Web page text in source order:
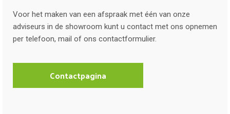
Voor het maken van een afspraak met één van onze
adviseurs in de showroom kunt u contact met ons opnemen
per telefoon, mail of ons contactformulier.
Contactpagina